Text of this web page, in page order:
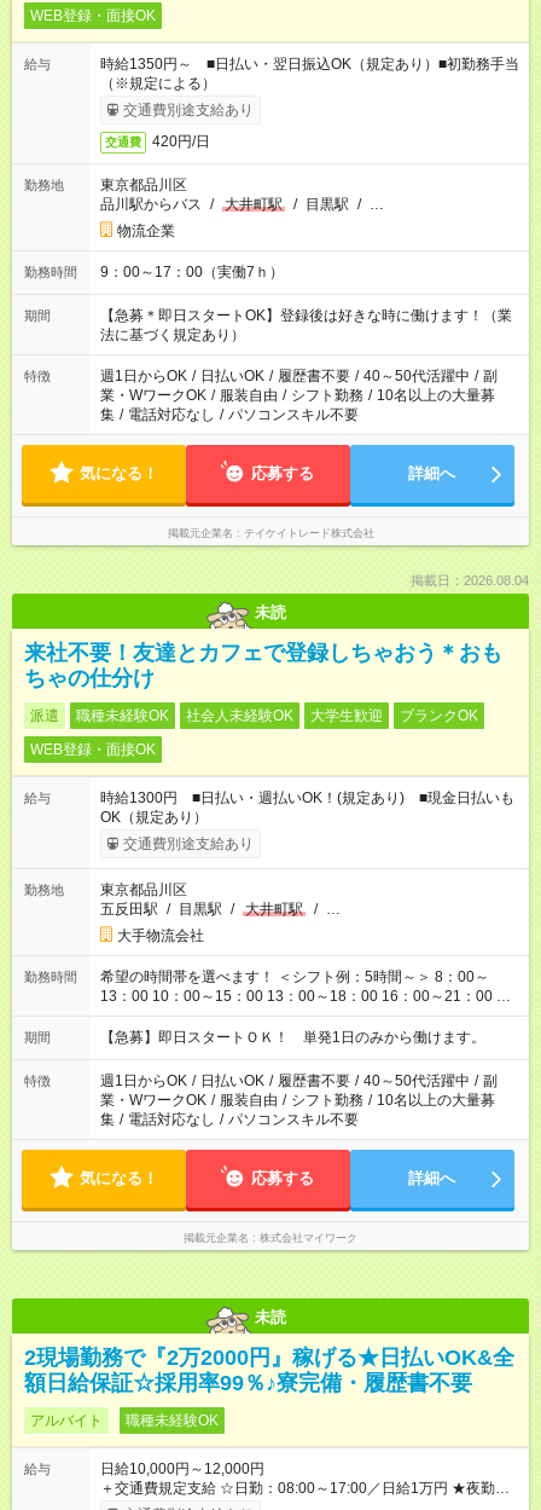
WEB登録・面接OK
給与
時給1350円～ ■日払い・翌日振込OK（規定あり）■初勤務手当
（※規定による）
交通費別途支給あり
交通費 420円/日
勤務地
東京都品川区
品川駅からバス / 大井町駅 / 目黒駅 / …
物流企業
勤務時間 9：00～17：00（実働7ｈ）
期間
【急募＊即日スタートOK】登録後は好きな時に働けます！（業
法に基づく規定あり）
特徴 週1日からOK / 日払いOK / 履歴書不要 / 40～50代活躍中 / 副
業・WワークOK / 服装自由 / シフト勤務 / 10名以上の大量募
集 / 電話対応なし / パソコンスキル不要
気になる！ 応募する 詳細へ
掲載元企業名 テイケイトレード株式会社
掲載日：2026.08.04
未読
来社不要！友達とカフェで登録しちゃおう＊おも
ちゃの仕分け
派遣 職種未経験OK 社会人未経験OK 大学生歓迎
ブランクOK
WEB登録・面接OK
給与
時給1300円 ■日払い・週払いOK！(規定あり) ■現金日払いも
OK（規定あり）
交通費別途支給あり
勤務地
東京都品川区
五反田駅 / 目黒駅 / 大井町駅 / …
大手物流会社
勤務時間
希望の時間帯を選べます！ ＜シフト例：5時間～＞ 8：00～
13：00 10：00～15：00 13：00～18：00 16：00～21：00 ＜
シフト例：8時間～＞ ・10：00～19：00 ・13：00～22：00 ・
22：00～翌6：00 など！是非ご希望をお聞かせください！
期間 【急募】即日スタートＯＫ！ 単発1日のみから働けます。
特徴 週1日からOK / 日払いOK / 履歴書不要 / 40～50代活躍中 / 副
業・WワークOK / 服装自由 / シフト勤務 / 10名以上の大量募
集 / 電話対応なし / パソコンスキル不要
気になる！ 応募する 詳細へ
掲載元企業名 株式会社マイワーク
未読
2現場勤務で『2万2000円』稼げる★日払いOK&全
額日給保証☆採用率99％♪寮完備・履歴書不要
アルバイト 職種未経験OK
給与
日給10,000円～12,000円
＋交通費規定支給 ☆日勤：08:00～17:00／日給1万円 ★夜勤：